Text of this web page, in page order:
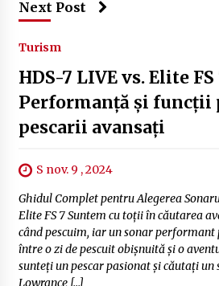
Next Post
Turism
HDS-7 LIVE vs. Elite FS
Performanță și funcții
pescarii avansați
S nov. 9 , 2024
Ghidul Complet pentru Alegerea
Elite FS 7 Suntem cu toții în căutarea
când pescuim, iar un sonar performant
între o zi de pescuit obișnuită și o
sunteți un pescar pasionat și căutați